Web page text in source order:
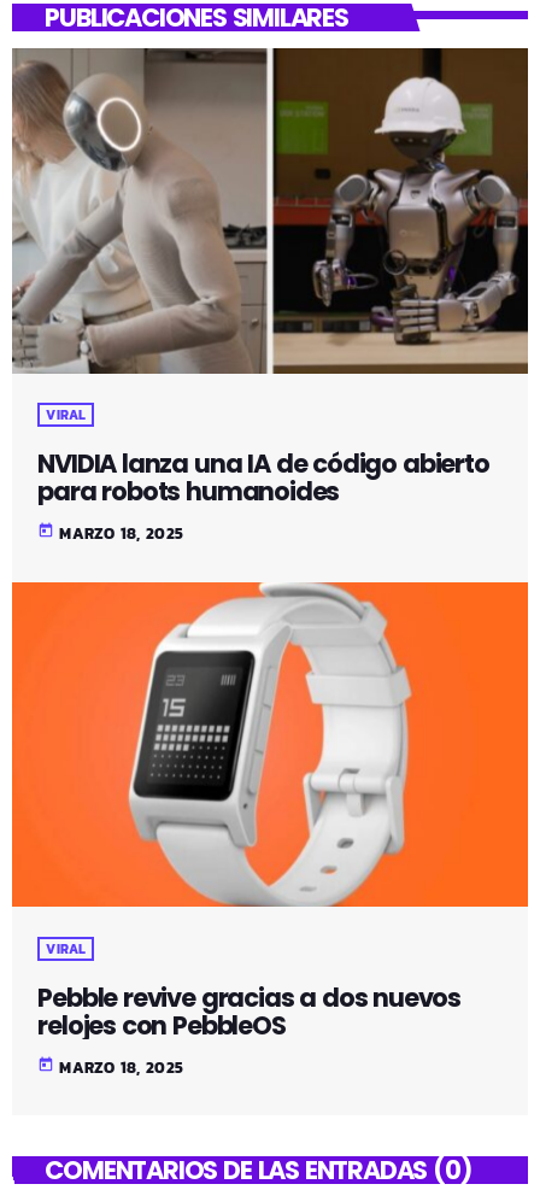
PUBLICACIONES SIMILARES
VIRAL
NVIDIA lanza una IA de código abierto
para robots humanoides
today MARZO 18, 2025
VIRAL
Pebble revive gracias a dos nuevos
relojes con PebbleOS
today MARZO 18, 2025
COMENTARIOS DE LAS ENTRADAS (0)